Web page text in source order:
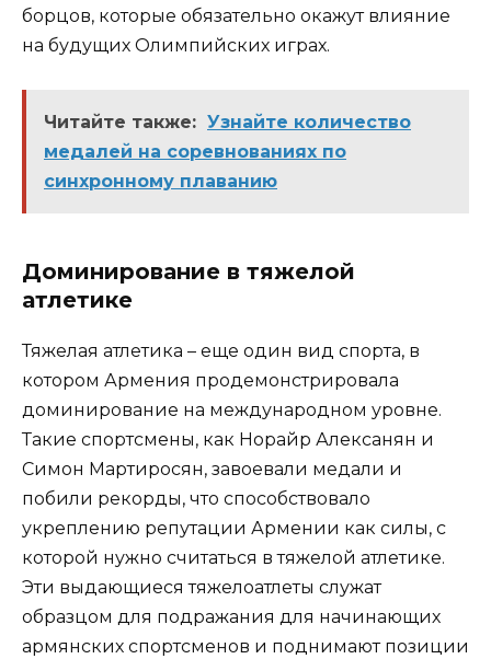
борцов, которые обязательно окажут влияние
на будущих Олимпийских играх.
Читайте также: Узнайте количество
медалей на соревнованиях по
синхронному плаванию
Доминирование в тяжелой
атлетике
Тяжелая атлетика – еще один вид спорта, в
котором Армения продемонстрировала
доминирование на международном уровне.
Такие спортсмены, как Норайр Алексанян и
Симон Мартиросян, завоевали медали и
побили рекорды, что способствовало
укреплению репутации Армении как силы, с
которой нужно считаться в тяжелой атлетике.
Эти выдающиеся тяжелоатлеты служат
образцом для подражания для начинающих
армянских спортсменов и поднимают позиции